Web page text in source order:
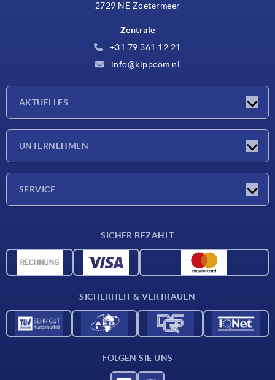
2729 NE Zoetermeer
Zentrale
+31 79 361 12 21
info@kippcom.nl
AKTUELLES
UNTERNEHMEN
SERVICE
CAD-Daten
SICHER BEZAHLT
SICHERHEIT & VERTRAUEN
FOLGEN SIE UNS